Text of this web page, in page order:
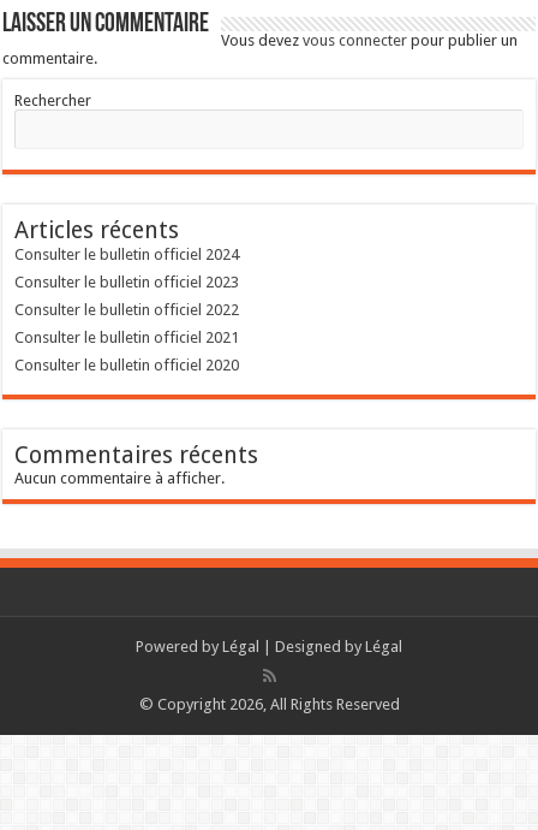
Laisser un commentaire
Vous devezvous connecter pour publier un
commentaire.
Rechercher
Articles récents
Consulter le bulletin officiel 2024
Consulter le bulletin officiel 2023
Consulter le bulletin officiel 2022
Consulter le bulletin officiel 2021
Consulter le bulletin officiel 2020
Commentaires récents
Aucun commentaire à afficher.
Powered by Légal | Designed by Légal
© Copyright 2026, All Rights Reserved